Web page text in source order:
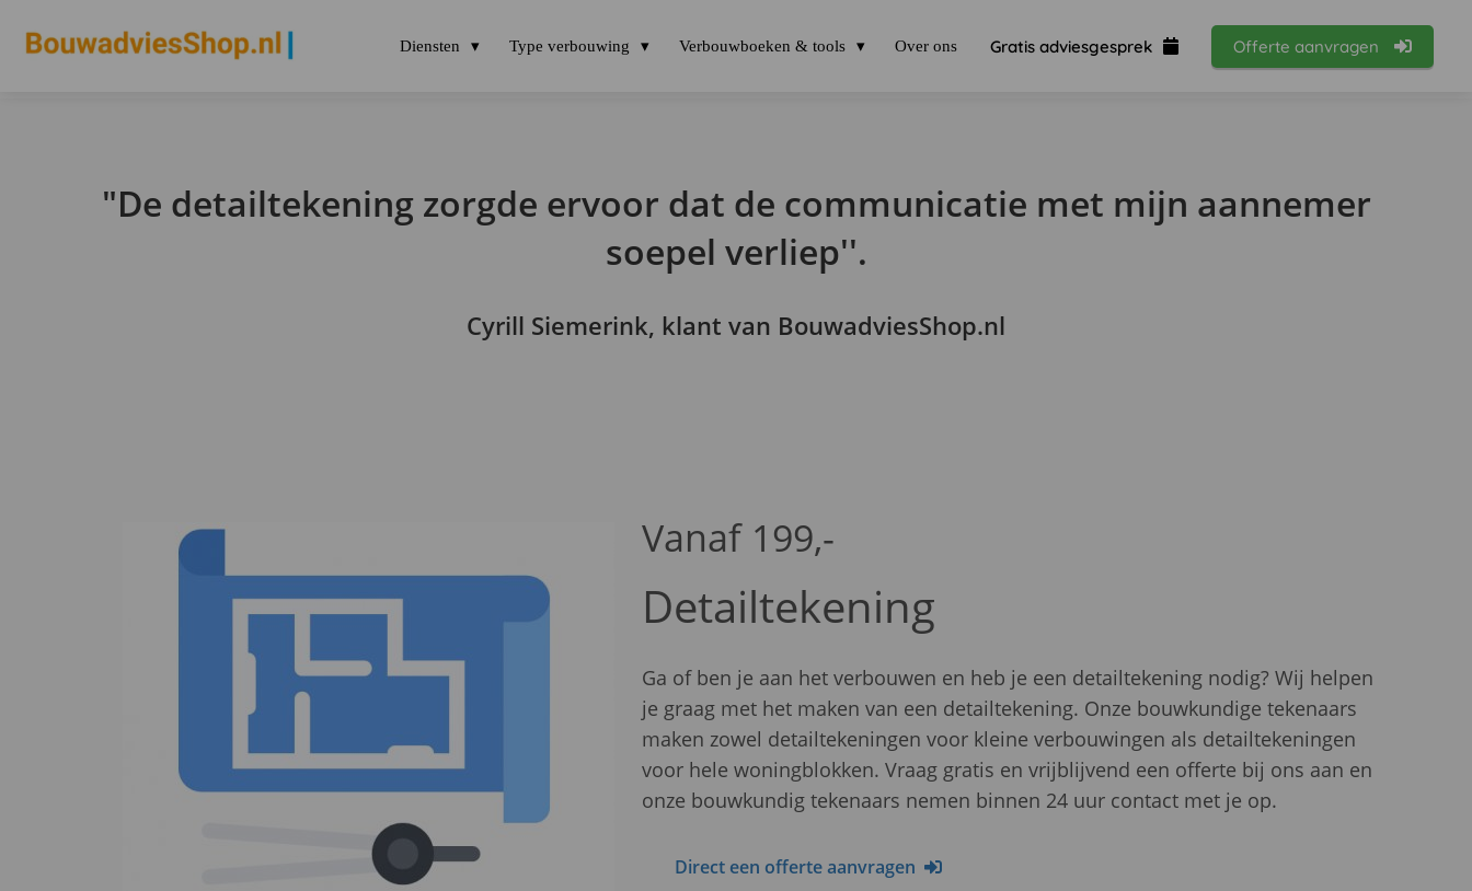
Diensten Type verbouwing Verbouwboeken & tools Over ons Gratis adviesgesprek Offerte aanvragen
"De detailtekening zorgde ervoor dat de communicatie met mijn aannemer
soepel verliep''.
Cyrill Siemerink, klant van BouwadviesShop.nl
Vanaf 199,-
Detailtekening
Ga of ben je aan het verbouwen en heb je een detailtekening nodig? Wij helpen
je graag met het maken van een detailtekening. Onze bouwkundige tekenaars
maken zowel detailtekeningen voor kleine verbouwingen als detailtekeningen
voor hele woningblokken. Vraag gratis en vrijblijvend een offerte bij ons aan en
onze bouwkundig tekenaars nemen binnen 24 uur contact met je op.
Direct een offerte aanvragen